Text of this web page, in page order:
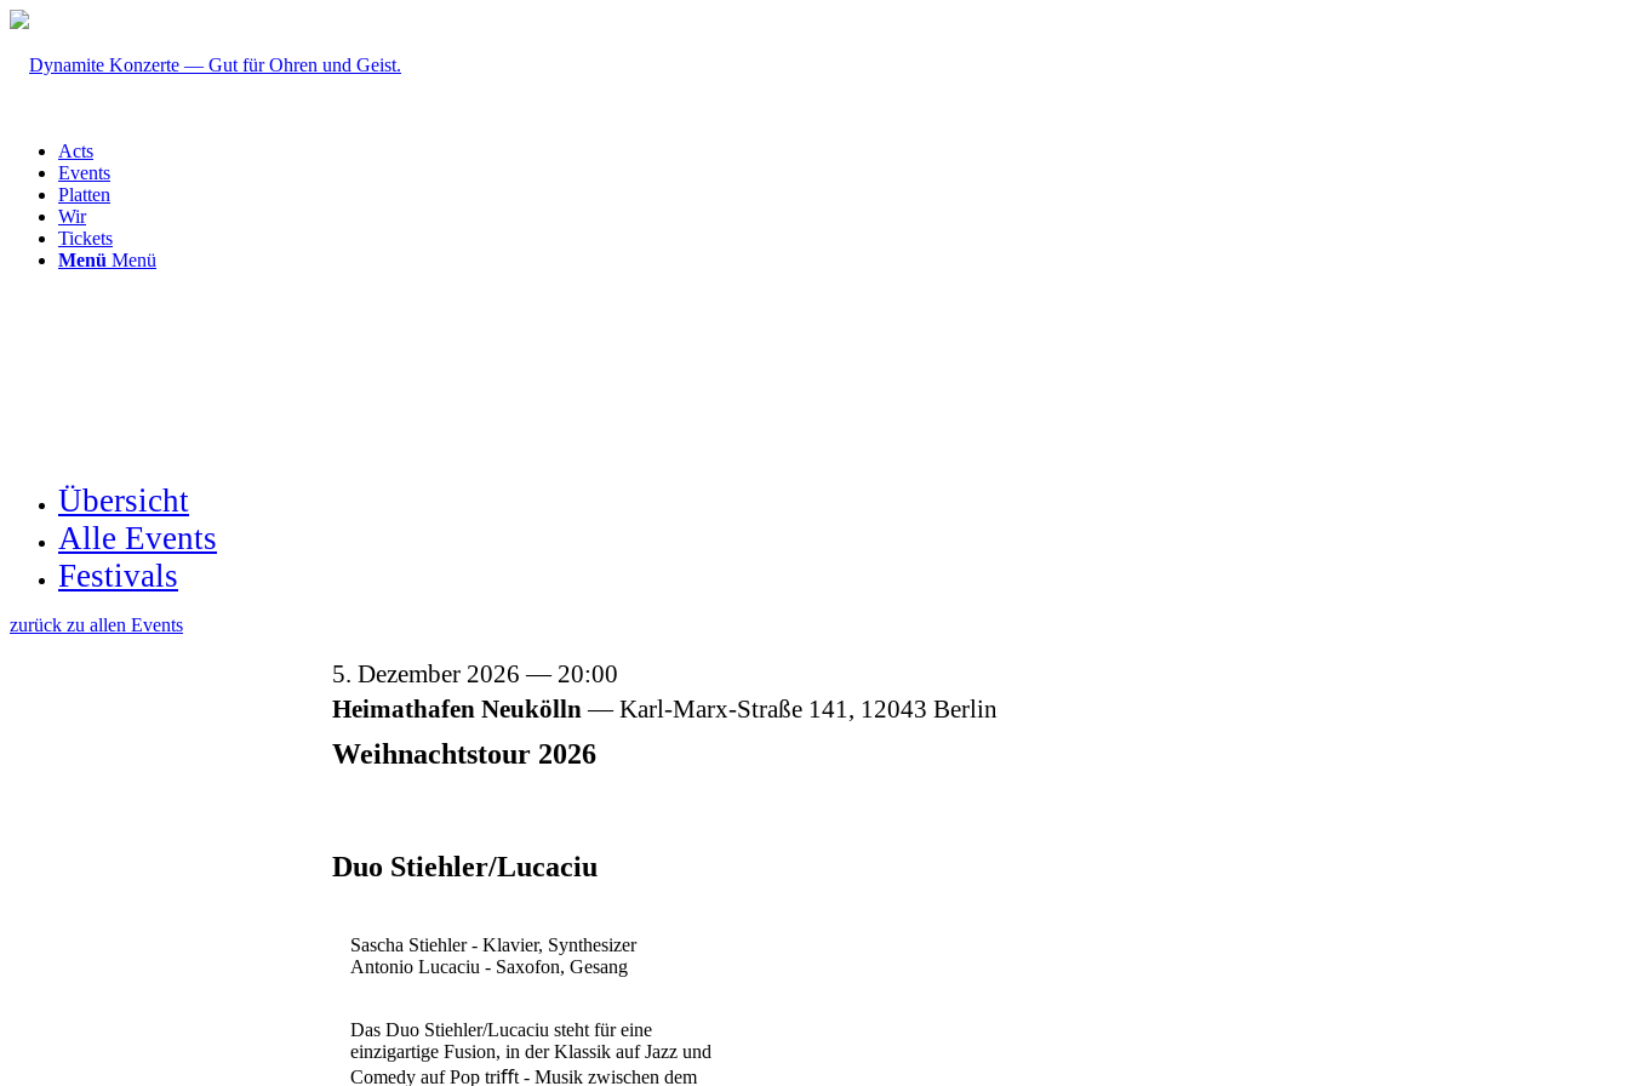
Acts
Events
Platten
Wir
Tickets
Menü Menü
Übersicht
Alle Events
Festivals
zurück zu allen Events
5. Dezember 2026
20:00
Heimathafen Neukölln
Karl-Marx-Straße 141, 12043 Berlin
Weihnachtstour 2026
Duo Stiehler/Lucaciu
Sascha Stiehler - Klavier, Synthesizer
Antonio Lucaciu - Saxofon, Gesang
Das Duo Stiehler/Lucaciu steht für eine
einzigartige Fusion, in der Klassik auf Jazz und
Comedy auf Pop triﬀt - Musik zwischen dem